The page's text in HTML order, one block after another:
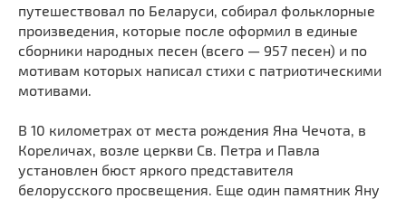
путешествовал по Беларуси, собирал фольклорные
произведения, которые после оформил в единые
сборники народных песен (всего — 957 песен) и по
мотивам которых написал стихи с патриотическими
мотивами.
В 10 километрах от места рождения Яна Чечота, в
Кореличах, возле церкви Св. Петра и Павла
установлен бюст яркого представителя
белорусского просвещения. Еще один памятник Яну